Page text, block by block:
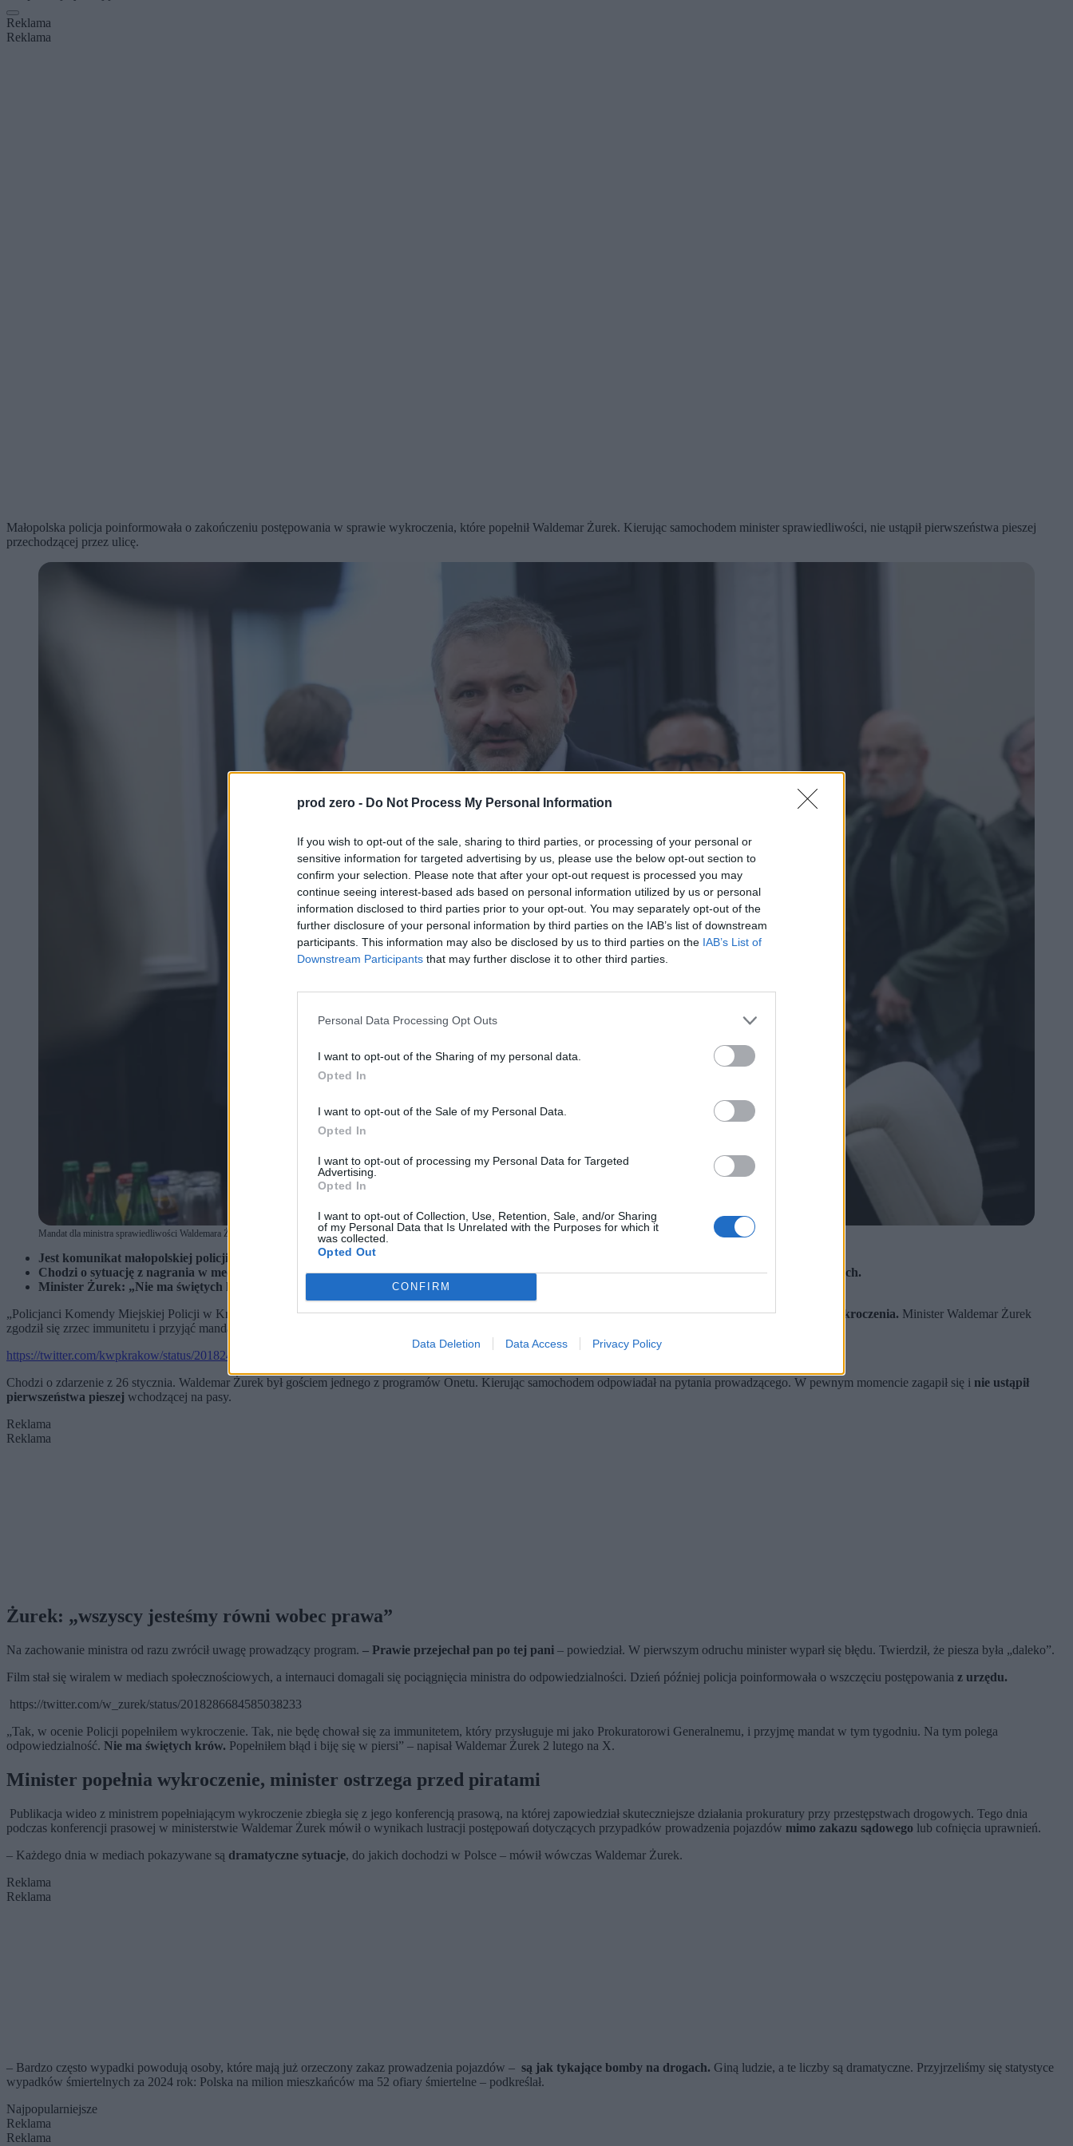
prod zero - Do Not Process My Personal Information
If you wish to opt-out of the sale, sharing to third parties, or processing of your personal or
sensitive information for targeted advertising by us, please use the below opt-out section to
confirm your selection. Please note that after your opt-out request is processed you may
continue seeing interest-based ads based on personal information utilized by us or personal
information disclosed to third parties prior to your opt-out. You may separately opt-out of the
further disclosure of your personal information by third parties on the IAB’s list of downstream
participants. This information may also be disclosed by us to third parties on the IAB’s List of
Downstream Participants that may further disclose it to other third parties.
Personal Data Processing Opt Outs
I want to opt-out of the Sharing of my personal data.
Opted In
I want to opt-out of the Sale of my Personal Data.
Opted In
I want to opt-out of processing my Personal Data for Targeted
Advertising.
Opted In
I want to opt-out of Collection, Use, Retention, Sale, and/or Sharing
of my Personal Data that Is Unrelated with the Purposes for which it
was collected.
Opted Out
CONFIRM
Data Deletion Data Access Privacy Policy
Reklama
Reklama
Małopolska policja poinformowała o zakończeniu postępowania w sprawie wykroczenia, które popełnił Waldemar Żurek. Kierując samochodem minister sprawiedliwości, nie ustąpił pierwszeństwa pieszej
przechodzącej przez ulicę.
Mandat dla ministra sprawiedliwości Waldemara Żurka. PAP/Rafał Guz
Jest komunikat małopolskiej policji: będzie mandat dla Waldemara Żurka za popełnione wykroczenie drogowe.
Chodzi o sytuację z nagrania w mediach społecznościowych: kierując samochodem minister sprawiedliwości nie ustąpił pierwszeństwa pieszej na pasach.
Minister Żurek: „Nie ma świętych krów. Popełniłem błąd i biję się w piersi”.
„Policjanci Komendy Miejskiej Policji w Krakowie po przeanalizowaniu zebranych materiałów w postępowaniu o wykroczenie ustalili, żedoszło do popełnienia wykroczenia. Minister Waldemar Żurek
zgodził się zrzec immunitetu i przyjąć mandat karny” – poinformowała 2 lutego w serwisie X małopolska policja.
https://twitter.com/kwpkrakow/status/2018244098583359638
Chodzi o zdarzenie z 26 stycznia. Waldemar Żurek był gościem jednego z programów Onetu. Kierując samochodem odpowiadał na pytania prowadzącego. W pewnym momencie zagapił się i nie ustąpił
pierwszeństwa pieszej wchodzącej na pasy.
Reklama
Reklama
Żurek: „wszyscy jesteśmy równi wobec prawa”
Na zachowanie ministra od razu zwrócił uwagę prowadzący program. – Prawie przejechał pan po tej pani – powiedział. W pierwszym odruchu minister wyparł się błędu. Twierdził, że piesza była „daleko”.
Film stał się wiralem w mediach społecznościowych, a internauci domagali się pociągnięcia ministra do odpowiedzialności. Dzień później policja poinformowała o wszczęciu postępowania z urzędu.
https://twitter.com/w_zurek/status/2018286684585038233
„Tak, w ocenie Policji popełniłem wykroczenie. Tak, nie będę chował się za immunitetem, który przysługuje mi jako Prokuratorowi Generalnemu, i przyjmę mandat w tym tygodniu. Na tym polega
odpowiedzialność. Nie ma świętych krów. Popełniłem błąd i biję się w piersi” – napisał Waldemar Żurek 2 lutego na X.
Minister popełnia wykroczenie, minister ostrzega przed piratami
Publikacja wideo z ministrem popełniającym wykroczenie zbiegła się z jego konferencją prasową, na której zapowiedział skuteczniejsze działania prokuratury przy przestępstwach drogowych. Tego dnia
podczas konferencji prasowej w ministerstwie Waldemar Żurek mówił o wynikach lustracji postępowań dotyczących przypadków prowadzenia pojazdów mimo zakazu sądowego lub cofnięcia uprawnień.
– Każdego dnia w mediach pokazywane są dramatyczne sytuacje, do jakich dochodzi w Polsce – mówił wówczas Waldemar Żurek.
Reklama
Reklama
– Bardzo często wypadki powodują osoby, które mają już orzeczony zakaz prowadzenia pojazdów – są jak tykające bomby na drogach. Giną ludzie, a te liczby są dramatyczne. Przyjrzeliśmy się statystyce
wypadków śmiertelnych za 2024 rok: Polska na milion mieszkańców ma 52 ofiary śmiertelne – podkreślał.
Najpopularniejsze
Reklama
Reklama